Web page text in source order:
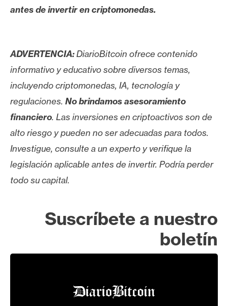
antes de invertir en criptomonedas.
ADVERTENCIA:DiarioBitcoin ofrece contenido
informativo y educativo sobre diversos temas,
incluyendo criptomonedas, IA, tecnología y
regulaciones. No brindamos asesoramiento
financiero. Las inversiones en criptoactivos son de
alto riesgo y pueden no ser adecuadas para todos.
Investigue, consulte a un experto y verifique la
legislación aplicable antes de invertir. Podría perder
todo su capital.
Suscríbete a nuestro
boletín